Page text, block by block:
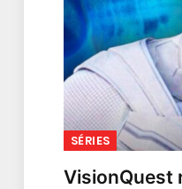
SÉRIES
VisionQuest